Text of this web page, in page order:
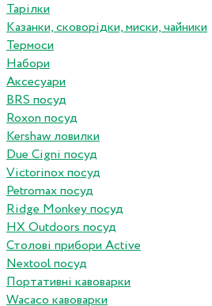
Тарілки
Казанки, сковорідки, миски, чайники
Термоси
Набори
Аксесуари
BRS посуд
Roxon посуд
Kershaw ловилки
Due Cigni посуд
Victorinox посуд
Petromax посуд
Ridge Monkey посуд
HX Outdoors посуд
Столові прибори Active
Nextool посуд
Портативні кавоварки
Wacaco кавоварки